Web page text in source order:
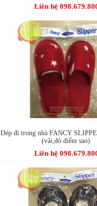
Liên hệ
Dép đi trong nhà FANCY
(vải,đỏ điểm sao)
Liên hệ